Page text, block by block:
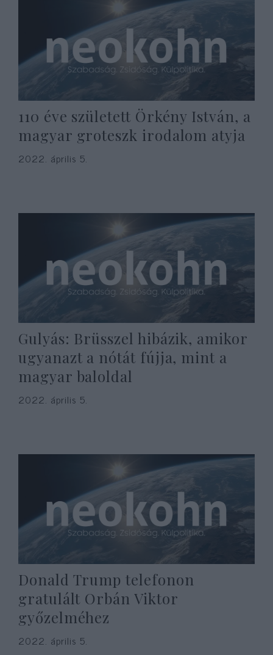
110 éve született Örkény István, a
magyar groteszk irodalom atyja
2022. április 5.
Gulyás: Brüsszel hibázik, amikor
ugyanazt a nótát fújja, mint a
magyar baloldal
2022. április 5.
Donald Trump telefonon
gratulált Orbán Viktor
győzelméhez
2022. április 5.